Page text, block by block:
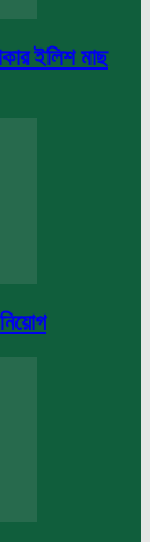
ইলিশ মাছ